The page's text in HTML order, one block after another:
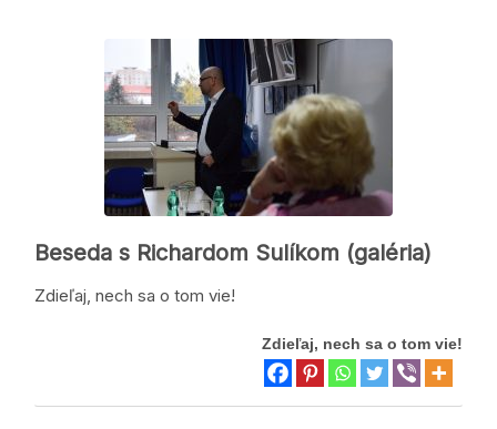
Beseda s Richardom Sulíkom (galéria)
Zdieľaj, nech sa o tom vie!
Zdieľaj, nech sa o tom vie!